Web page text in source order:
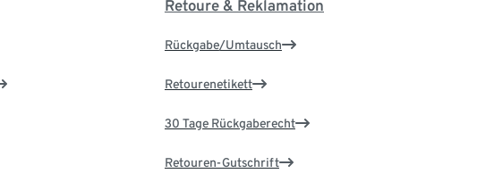
Retoure & Reklamation
Rückgabe/Umtausch
Retourenetikett
30 Tage Rückgaberecht
Retouren-Gutschrift